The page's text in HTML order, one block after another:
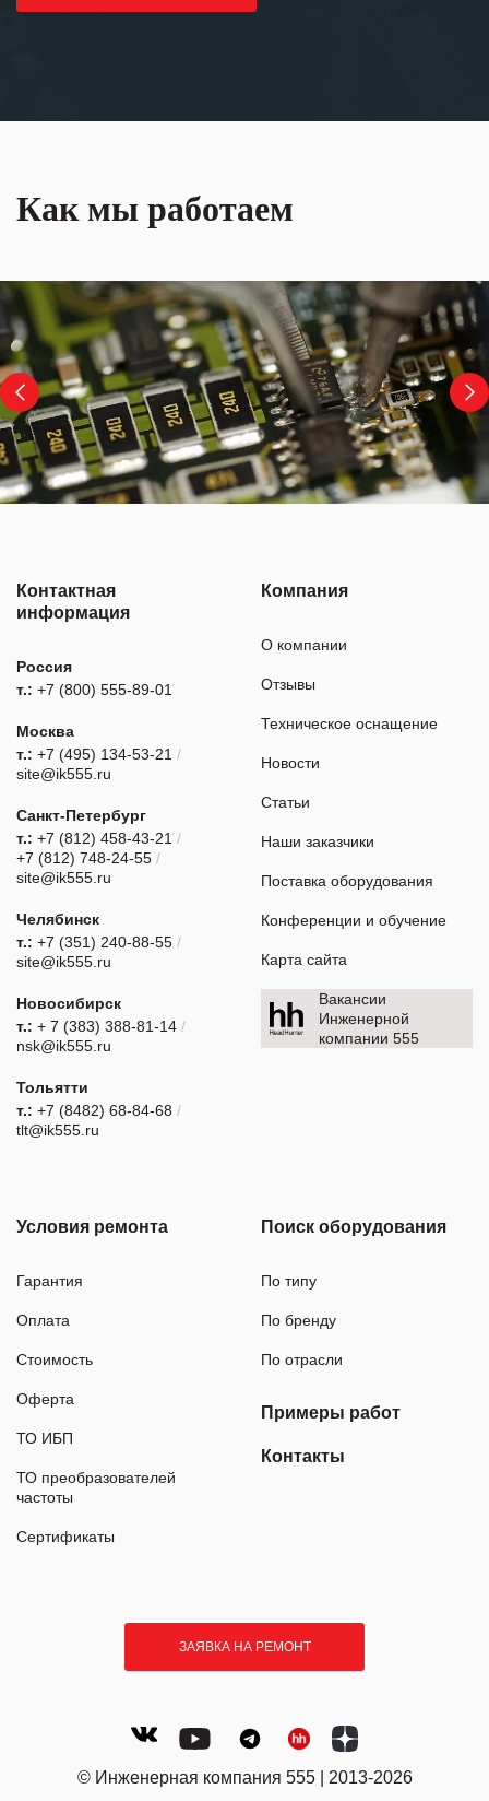
Как мы работаем
Контактная
информация
Россия
т.: +7 (800) 555-89-01
Москва
т.: +7 (495) 134-53-21 /
site@ik555.ru
Санкт-Петербург
т.: +7 (812) 458-43-21 /
+7 (812) 748-24-55 /
site@ik555.ru
Челябинск
т.: +7 (351) 240-88-55 /
site@ik555.ru
Новосибирск
т.: + 7 (383) 388-81-14 /
nsk@ik555.ru
Тольятти
т.: +7 (8482) 68-84-68 /
tlt@ik555.ru
Компания
О компании
Отзывы
Техническое оснащение
Новости
Статьи
Наши заказчики
Поставка оборудования
Конференции и обучение
Карта сайта
Вакансии
Инженерной
компании 555
Условия ремонта
Гарантия
Оплата
Стоимость
Оферта
ТО ИБП
ТО преобразователей
частоты
Сертификаты
Поиск оборудования
По типу
По бренду
По отрасли
Примеры работ
Контакты
ЗАЯВКА НА РЕМОНТ
© Инженерная компания 555 | 2013-2026